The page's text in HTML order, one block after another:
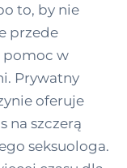
to, by nie
przede
pomoc w
Prywatny
oferuje
na szczerą
seksuologa.